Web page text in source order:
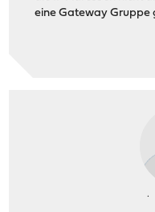
eine Gateway Gruppe